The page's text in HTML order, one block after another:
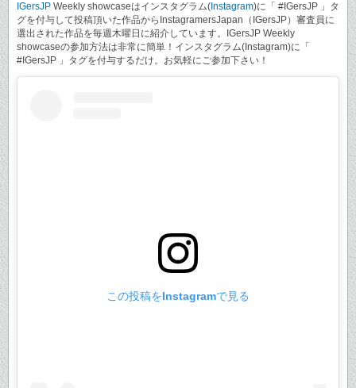
IGersJP Weekly showcaseはインスタグラム( Instagram)に「 #IGersJP 」タ
グを付与して投稿頂いた作品からInstagramersJapan（IGersJP）審査員に
選出された作品を毎週木曜日に紹介しています。IGersJP Weekly
showcaseの参加方法は非常に簡単！インスタグラム(Instagram)に「
#IGersJP 」タグを付与するだけ。お気軽にご参加下さい！
この投稿をInstagramで見る